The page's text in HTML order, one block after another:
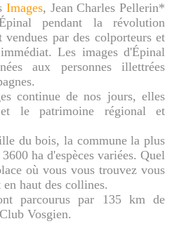
Images, Jean Charles Pellerin*
pendant la révolution
vendues par des colporteurs et
Les images d'Épinal
aux personnes illettrées
continue de nos jours, elles
le patrimoine régional et
du bois, la commune la plus
ha d'espèces variées. Quel
où vous vous trouvez vous
haut des collines.
parcourus par 135 km de
Vosgien.